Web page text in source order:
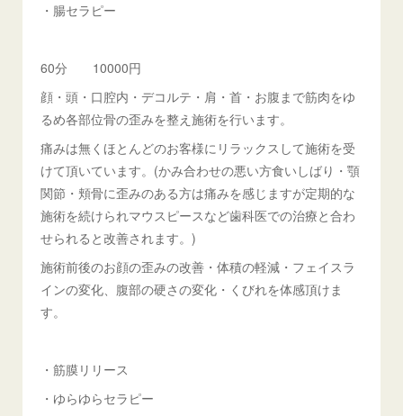
・腸セラピー
60分 10000円
顔・頭・口腔内・デコルテ・肩・首・お腹まで筋肉をゆ
るめ各部位骨の歪みを整え施術を行います。
痛みは無くほとんどのお客様にリラックスして施術を受
けて頂いています。(かみ合わせの悪い方食いしばり・顎
関節・頬骨に歪みのある方は痛みを感じますが定期的な
施術を続けられマウスピースなど歯科医での治療と合わ
せられると改善されます。)
施術前後のお顔の歪みの改善・体積の軽減・フェイスラ
インの変化、腹部の硬さの変化・くびれを体感頂けま
す。
・筋膜リリース
・ゆらゆらセラピー